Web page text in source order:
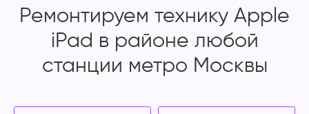
Ремонтируем технику Apple
iPad в районе любой
станции метро Москвы